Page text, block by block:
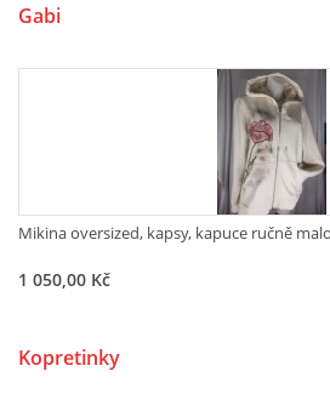
JOALIS CÍLENÁ DETOXIKACE
JAKÉ TEXTILNÍ ZBOŽÍ U NÁS
JAK PEČOVAT O BATIKU A RUČNÍ
BATIKA A MALBA / TRIČKA, ŠÁTKY,
DIADÉMKA / POKRÝVKA HLAVY /
Gabi
Mikina oversized, kapsy, kapuce ručně
1 050,00 Kč
Kopretinky